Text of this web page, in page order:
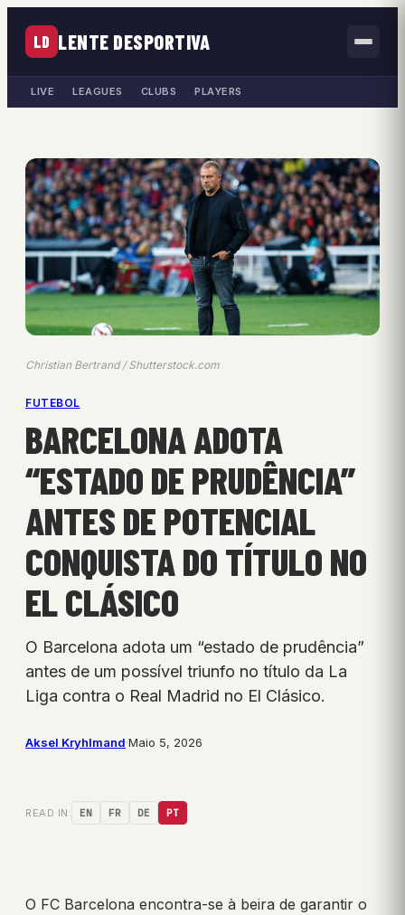
LD LENTE DESPORTIVA
LIVE LEAGUES CLUBS PLAYERS
Christian Bertrand / Shutterstock.com
FUTEBOL
BARCELONA ADOTA
“ESTADO DE PRUDÊNCIA”
ANTES DE POTENCIAL
CONQUISTA DO TÍTULO NO
EL CLÁSICO
O Barcelona adota um “estado de prudência”
antes de um possível triunfo no título da La
Liga contra o Real Madrid no El Clásico.
Aksel Kryhlmand·Maio 5, 2026
READ IN: EN FR DE PT
O FC Barcelona encontra-se à beira de garantir o